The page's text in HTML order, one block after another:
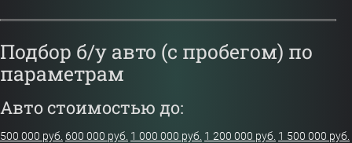
Подбор б/у авто (с пробегом) по
параметрам
Авто стоимостью до:
500 000 руб. 600 000 руб. 1 000 000 руб. 1 200 000 руб. 1 500 000 руб.